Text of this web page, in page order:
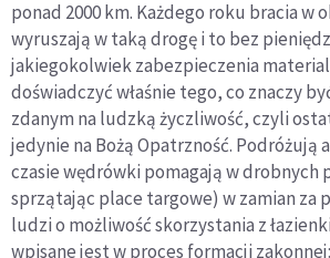
ponad 2000 km. Każdego roku bracia w
wyruszają w taką drogę i to bez
jakiegokolwiek zabezpieczenia
doświadczyć właśnie tego, co znaczy
zdanym na ludzką życzliwość, czyli
jedynie na Bożą Opatrzność. Podróżują
czasie wędrówki pomagają w drobnych
sprzątając place targowe) w zamian za
ludzi o możliwość skorzystania z
wpisane jest w proces formacji